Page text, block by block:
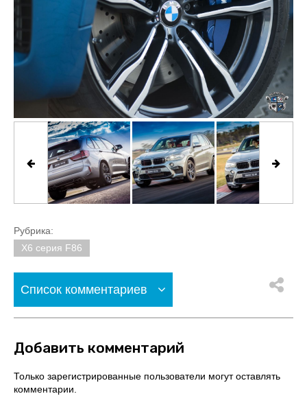
Рубрика:
X6 серия F86
Список комментариев
Добавить комментарий
Только зарегистрированные пользователи могут оставлять
комментарии.